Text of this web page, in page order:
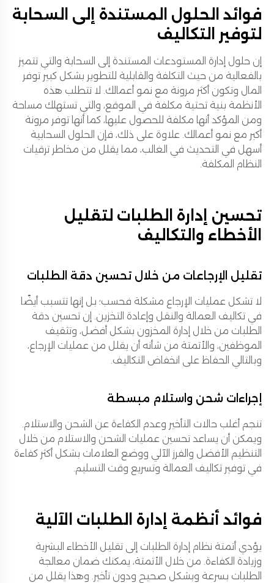
فوائد الحلول المستندة إلى السحابة
لتوفير التكاليف
إن حلول إدارة المستودعات المستندة إلى السحابة والتي تتميز
بالفعالية من حيث التكلفة والقابلية للتطوير بشكل كبير توفر
المال وتكون أكثر مرونة مع نمو أعمالك. لا تتطلب هذه
الأنظمة بنية تحتية مكلفة في الموقع، والتي تستهلك مساحة
ومن المؤكد أنها مكلفة للحصول عليها، كما أنها توفر مرونة
أكبر مع نمو أعمالك. علاوة على ذلك، فإن الحلول السحابية
أسهل في التحديث في الغالب، مما يقلل من مخاطر ترقيات
النظام المكلفة.
تحسين إدارة الطلبات لتقليل
الأخطاء والتكاليف
تقليل الإرجاعات من خلال تحسين دقة الطلبات
لا تشكل عمليات الإرجاع مشكلة فحسب؛ بل إنها تتسبب أيضًا
في تكاليف العمالة والنقل وإعادة التخزين. إن تحسين دقة
الطلبات من خلال إدارة المخزون بشكل أفضل، وتثقيف
الموظفين، والأتمتة من شأنه أن يقلل من عمليات الإرجاع،
وبالتالي الحفاظ على انخفاض التكاليف.
إجراءات شحن واستلام مبسطة
تنجم أغلب حالات التأخير وعدم الكفاءة عن الشحن والاستلام.
ويمكن أن يساعد تحسين عمليات الشحن والاستلام من خلال
التنظيم الأفضل والفرز الآلي ووضع العلامات بشكل أكثر كفاءة
في توفير تكاليف العمالة وتسريع وقت التسليم.
فوائد أنظمة إدارة الطلبات الآلية
يؤدي أتمتة نظام إدارة الطلبات إلى تقليل الأخطاء البشرية
وزيادة الكفاءة. من خلال الأتمتة، يمكنك ضمان معالجة
الطلبات بسرعة وبشكل صحيح ودون تأخير. وهذا يقلل من